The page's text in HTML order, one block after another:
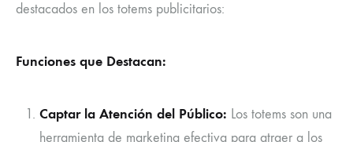
destacados en los totems publicitarios:
Funciones que Destacan:
Captar la Atención del Público: Los totems son una
herramienta de marketing efectiva para atraer a los